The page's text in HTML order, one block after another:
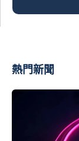
熱門新聞